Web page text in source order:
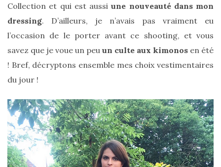
Parfois
mon
sur
shopper
marron
chic
et
tendance
30/05/2026
Collection et qui est aussiune nouveauté dans mon
dressing. D’ailleurs, je n’avais pas vraiment eu
l’occasion de le porter avant ce shooting, et vous
savez que je voue un peu un culte aux kimonos en été
! Bref, décryptons ensemble mes choix vestimentaires
du jour !